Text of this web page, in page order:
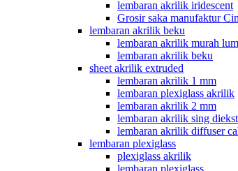
lembaran akrilik iridescent
Grosir saka manufaktur
lembaran akrilik beku
lembaran akrilik murah
lembaran akrilik beku
sheet akrilik extruded
lembaran akrilik 1 mm
lembaran plexiglass akrilik
lembaran akrilik 2 mm
lembaran akrilik sing
lembaran akrilik diffuser
lembaran plexiglass
plexiglass akrilik
lembaran plexiglass